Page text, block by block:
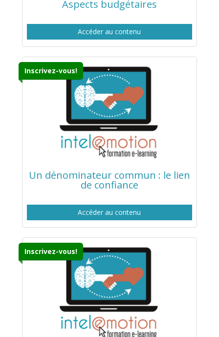
Aspects budgétaires
Accéder au contenu
Inscrivez-vous!
Un dénominateur commun : le lien
de confiance
Accéder au contenu
Inscrivez-vous!